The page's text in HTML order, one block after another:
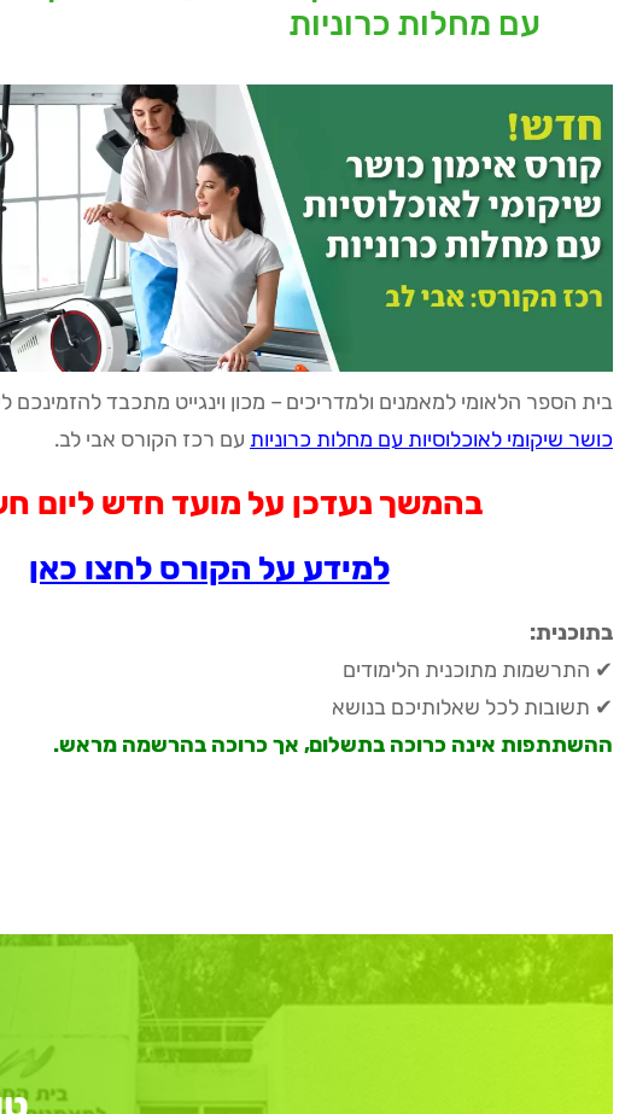
עם מחלות כרוניות
בית הספר הלאומי למאמנים ולמדריכים – מכון וינגייט מתכבד להזמינכם
כושר שיקומי לאוכלוסיות עם מחלות כרוניות עם רכז הקורס אבי לב.
בהמשך נעדכן על מועד חדש ליום
למידע על הקורס לחצו כאן
בתוכנית:
✔ התרשמות מתוכנית הלימודים
✔ תשובות לכל שאלותיכם בנושא
ההשתתפות אינה כרוכה בתשלום, אך כרוכה בהרשמה מראש.